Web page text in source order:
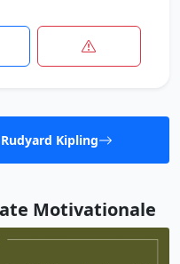
Kipling
Motivationale